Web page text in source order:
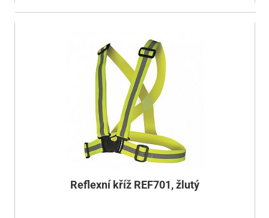
Reflexní kříž REF701, žlutý